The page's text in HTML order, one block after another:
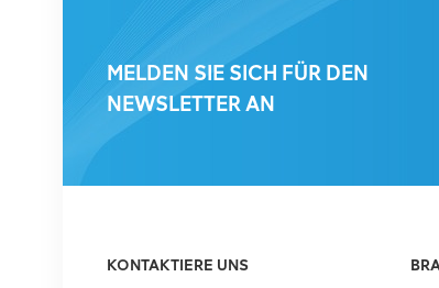
NOKIA FUFAS
1662SMC
MELDEN SIE SICH FÜR DEN
NEWSLETTER AN
KONTAKTIERE UNS